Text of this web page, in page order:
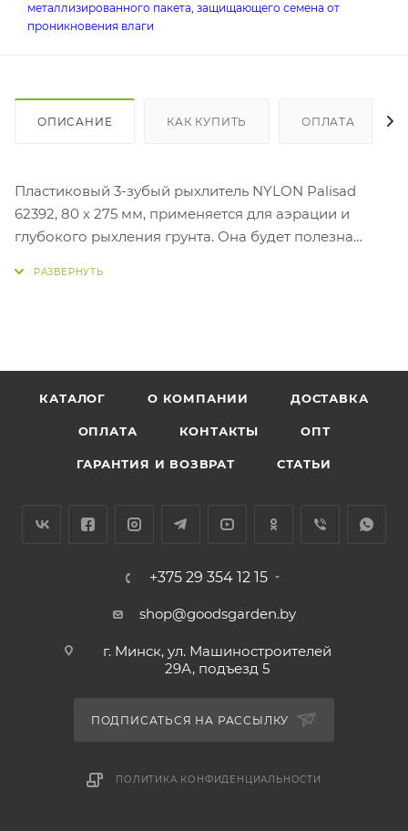
металлизированного пакета, защищающего семена от
проникновения влаги
ОПИСАНИЕ КАК КУПИТЬ ОПЛАТА
Пластиковый 3-зубый рыхлитель NYLON Palisad
62392, 80 х 275 мм, применяется для аэрации и
глубокого рыхления грунта. Она будет полезна
разрушается под воздействием ультрафиолета.
Цельнолитая конструкция обеспечивает
рыхлителя. Рукоятка с рифленым подпальцевым
упором делает работу более комфортной. Подвес
72 г, поэтому не оказывает нагрузки на руку.
КАТАЛОГ О КОМПАНИИ ДОСТАВКА
ОПЛАТА КОНТАКТЫ ОПТ
ГАРАНТИЯ И ВОЗВРАТ СТАТЬИ
+375 29 354 12 15
shop@goodsgarden.by
г. Минск, ул. Машиностроителей
29А, подъезд 5
ПОДПИСАТЬСЯ НА РАССЫЛКУ
ПОЛИТИКА КОНФИДЕНЦИАЛЬНОСТИ